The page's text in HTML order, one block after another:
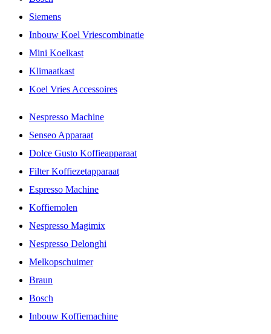
Siemens
Inbouw Koel Vriescombinatie
Mini Koelkast
Klimaatkast
Koel Vries Accessoires
Nespresso Machine
Senseo Apparaat
Dolce Gusto Koffieapparaat
Filter Koffiezetapparaat
Espresso Machine
Koffiemolen
Nespresso Magimix
Nespresso Delonghi
Melkopschuimer
Braun
Bosch
Inbouw Koffiemachine